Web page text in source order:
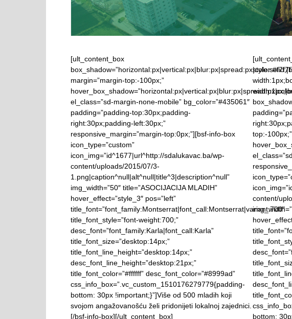
Lukavac
[ult_content_box
margin=”margin-top:-100px;”
el_class=”sd-margin-none-mobile” bg_color=”#435061″
padding=”padding-top:30px;padding-
right:30px;padding-left:30px;”
responsive_margin=”margin-top:0px;”][bsf-info-box
icon_type=”custom”
icon_img=”id^1677|url^http://sdalukavac.ba/wp-
content/uploads/2015/07/3-
1.png|caption^null|alt^null|title^3|description^null”
img_width=”50″ title=”ASOCIJACIJA MLADIH”
hover_effect=”style_3″ pos=”left”
title_font=”font_family:Montserrat|font_call:Montserrat|variant:700″
title_font_style=”font-weight:700;”
desc_font=”font_family:Karla|font_call:Karla”
title_font_size=”desktop:14px;”
title_font_line_height=”desktop:14px;”
desc_font_line_height=”desktop:21px;”
title_font_color=”#ffffff” desc_font_color=”#8999ad”
css_info_box=”.vc_custom_1510176279779{padding-
bottom: 30px !important;}”]Više od 500 mladih koji
svojom angažovanošću želi pridonijeti lokalnoj zajednici.
[/bsf-info-box][/ult_content_box]
top:-100px;”
content/
bottom: